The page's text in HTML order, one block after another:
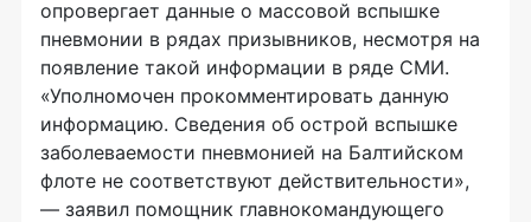
опровергает данные о массовой вспышке
пневмонии в рядах призывников, несмотря на
появление такой информации в ряде СМИ.
«Уполномочен прокомментировать данную
информацию. Сведения об острой вспышке
заболеваемости пневмонией на Балтийском
флоте не соответствуют действительности»,
— заявил помощник главнокомандующего